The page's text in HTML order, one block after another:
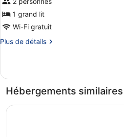
1 grand lit
Wi-Fi gratuit
Plus de détails
Plus
le
de
Room,
Hébergements similaires
Scandic Silkeborg